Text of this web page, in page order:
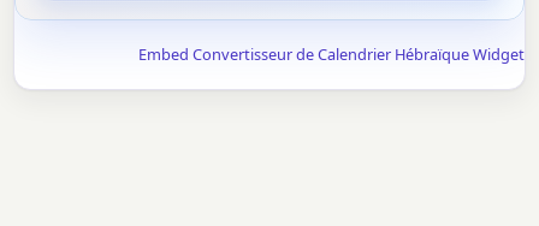
Embed Convertisseur de Calendrier Hébraïque Widget